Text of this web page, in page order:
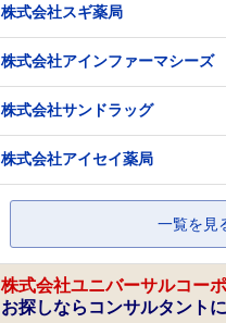
株式会社スギ薬局
株式会社アインファーマシーズ
株式会社サンドラッグ
株式会社アイセイ薬局
一覧を見
株式会社ユニバーサルコー
お探しならコンサルタント